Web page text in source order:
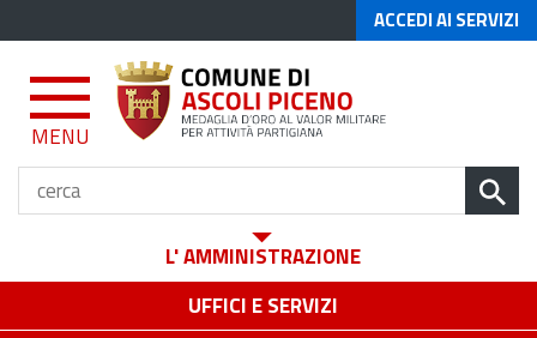
ACCEDI AI SERVIZI
MENU
L' AMMINISTRAZIONE
UFFICI E SERVIZI